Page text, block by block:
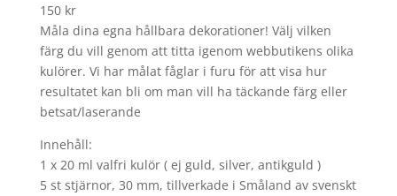
150 kr
Måla dina egna hållbara dekorationer! Välj vilken
färg du vill genom att titta igenom webbutikens olika
kulörer. Vi har målat fåglar i furu för att visa hur
resultatet kan bli om man vill ha täckande färg eller
betsat/laserande
Innehåll:
1 x 20 ml valfri kulör ( ej guld, silver, antikguld )
5 st stjärnor, 30 mm, tillverkade i Småland av svenskt